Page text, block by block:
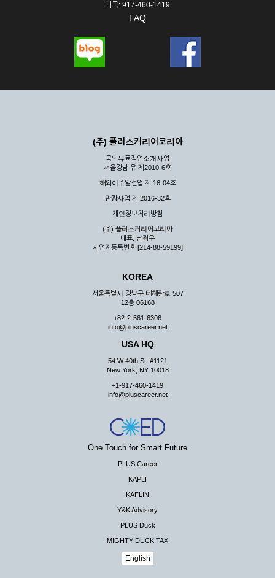
미국: 917-460-1419
FAQ
(주) 플러스커리어코리아
국외유료직업소개사업
서울강남 유 제2010-6호
해외이주알선업 제 16-04호
관광사업 제 2016-32호
개인정보처리방침
(주) 플러스커리어코리아
대표: 남광우
사업자등록번호 [214-88-59199]
KOREA
서울특별시 강남구 테헤란로 507
12층 06168
+82-2-561-6306
info@pluscareer.net
USA HQ
54 W 40th St. #1121
New York, NY 10018
+1-917-460-1419
info@pluscareer.net
One Touch for Smart Future
PLUS Career
KAPLI
KAFLIN
Y&K Advisory
PLUS Duck
MIGHTY DUCK TAX
English